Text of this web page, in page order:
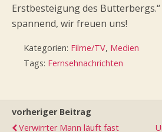
Erstbesteigung des
spannend, wir freuen uns!
Kategorien: Filme/TV, Medien
Tags: Fernsehnachrichten
vorheriger Beitrag
Verwirrter Mann läuft fast